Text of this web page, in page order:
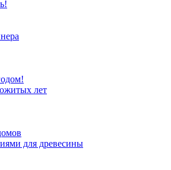
лет
для древесины